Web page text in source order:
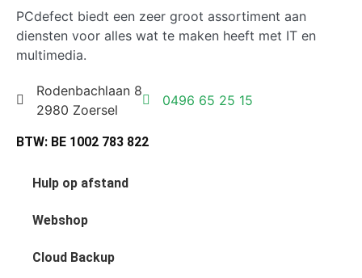
PCdefect biedt een zeer groot assortiment aan
diensten voor alles wat te maken heeft met IT en
multimedia.
Rodenbachlaan 8
2980 Zoersel
0496 65 25 15
BTW: BE 1002 783 822
Hulp op afstand
Webshop
Cloud Backup